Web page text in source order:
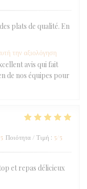
plats de qualité. En
την αξιολόγηση
avis qui fait
de nos équipes pour
Ποιότητα / Τιμή : 5/5
et repas délicieux